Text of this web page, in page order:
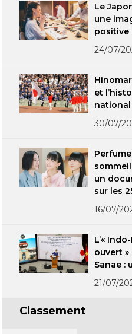
Images
Vidéos
Tokyo
Le
une
positive
24/07/
et
30/07/
un
sur les
groupe
16/07/
L’«
ouvert
Sanae :
21/07/
Classement